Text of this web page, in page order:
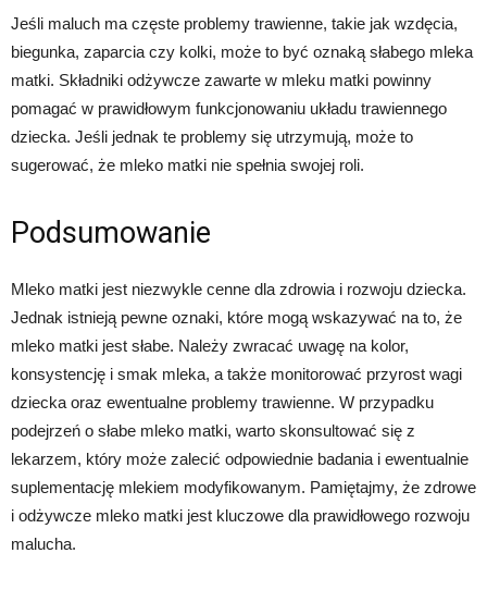
Jeśli maluch ma częste problemy trawienne, takie jak wzdęcia,
biegunka, zaparcia czy kolki, może to być oznaką słabego mleka
matki. Składniki odżywcze zawarte w mleku matki powinny
pomagać w prawidłowym funkcjonowaniu układu trawiennego
dziecka. Jeśli jednak te problemy się utrzymują, może to
sugerować, że mleko matki nie spełnia swojej roli.
Podsumowanie
Mleko matki jest niezwykle cenne dla zdrowia i rozwoju dziecka.
Jednak istnieją pewne oznaki, które mogą wskazywać na to, że
mleko matki jest słabe. Należy zwracać uwagę na kolor,
konsystencję i smak mleka, a także monitorować przyrost wagi
dziecka oraz ewentualne problemy trawienne. W przypadku
podejrzeń o słabe mleko matki, warto skonsultować się z
lekarzem, który może zalecić odpowiednie badania i ewentualnie
suplementację mlekiem modyfikowanym. Pamiętajmy, że zdrowe
i odżywcze mleko matki jest kluczowe dla prawidłowego rozwoju
malucha.